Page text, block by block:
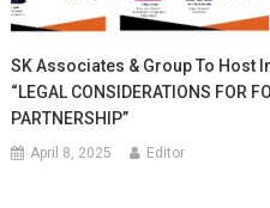
SK Associates & Group To Host
“LEGAL CONSIDERATIONS FOR
PARTNERSHIP”
April 8, 2025 Editor